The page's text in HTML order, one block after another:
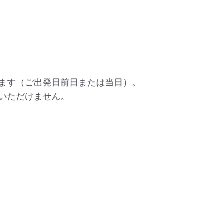
（ご出発日前日または当日）。
だけません。